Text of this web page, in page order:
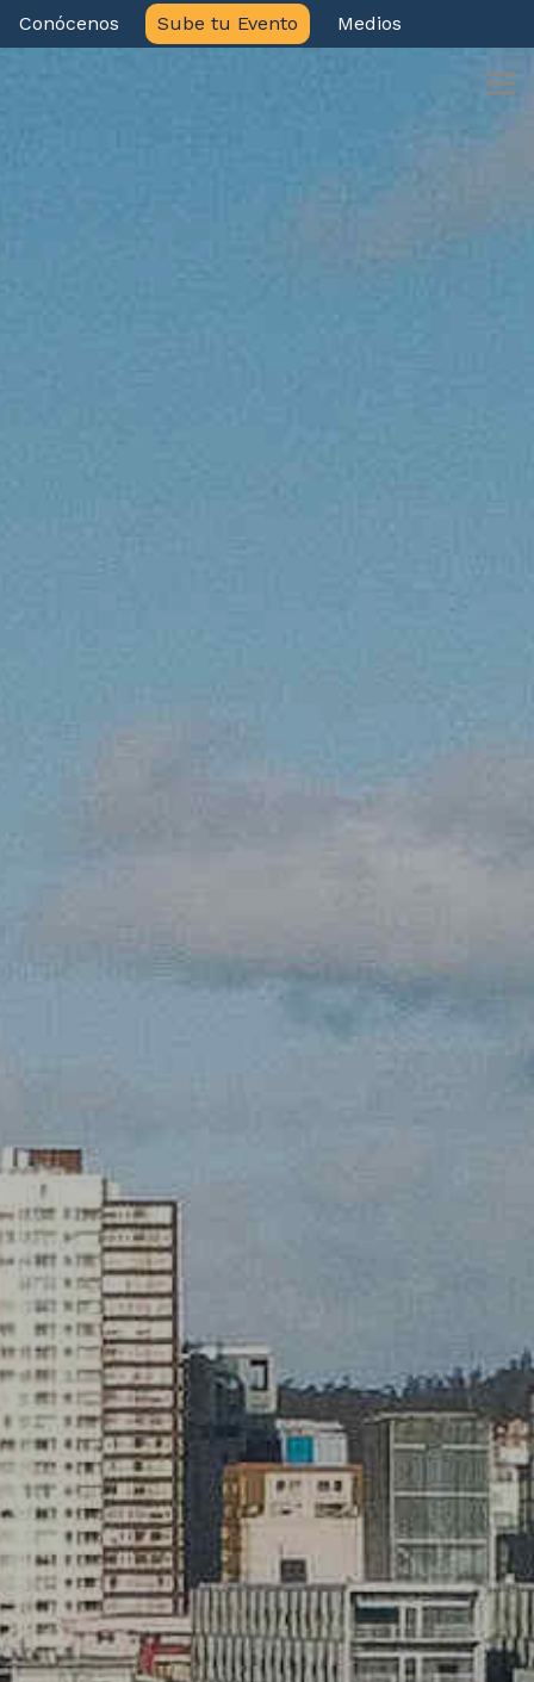
Conócenos Sube tu Evento Medios